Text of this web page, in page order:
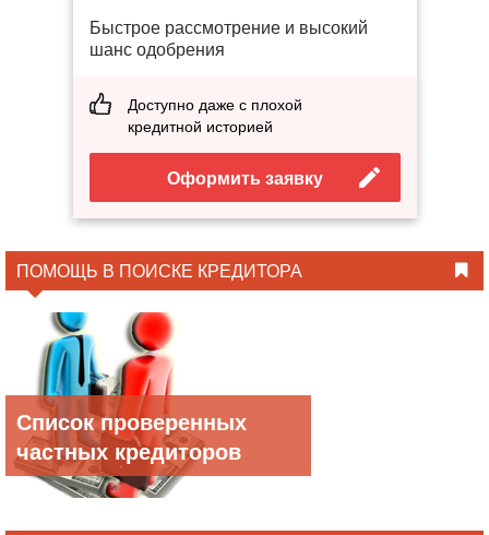
Быстрое рассмотрение и высокий
шанс одобрения
Доступно даже с плохой
кредитной историей
Оформить заявку
ПОМОЩЬ В ПОИСКЕ КРЕДИТОРА
Список проверенных
частных кредиторов